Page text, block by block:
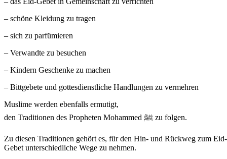
– schöne Kleidung zu tragen
– sich zu parfümieren
– Verwandte zu besuchen
– Kindern Geschenke zu machen
– Bittgebete und gottesdienstliche Handlungen zu vermehren
Muslime werden ebenfalls ermutigt,
den Traditionen des Propheten Mohammed ﷺ zu folgen.
Zu diesen Traditionen gehört es, für den Hin- und Rückweg zum Eid-
Gebet unterschiedliche Wege zu nehmen.